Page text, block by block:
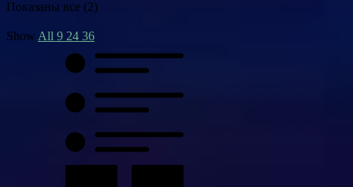
Показаны все (2)
Show All 9 24 36